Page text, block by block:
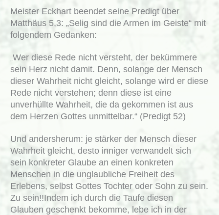
Meister Eckhart beendet seine Predigt über
Matthäus 5,3: „Selig sind die Armen im Geiste“ mit
folgendem Gedanken:
„Wer diese Rede nicht versteht, der bekümmere
sein Herz nicht damit. Denn, solange der Mensch
dieser Wahrheit nicht gleicht, solange wird er diese
Rede nicht verstehen; denn diese ist eine
unverhüllte Wahrheit, die da gekommen ist aus
dem Herzen Gottes unmittelbar.“ (Predigt 52)
Und andersherum: je stärker der Mensch dieser
Wahrheit gleicht, desto inniger verwandelt sich
sein konkreter Glaube an einen konkreten
Menschen in die unglaubliche Freiheit des
Erlebens, selbst Gottes Tochter oder Sohn zu sein.
Zu sein!!Indem ich durch die Taufe diesen
Glauben geschenkt bekomme, lebe ich in der